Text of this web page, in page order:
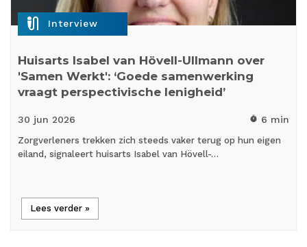
mic_external_on Interview
Huisarts Isabel van Hövell-Ullmann over
'Samen Werkt': ‘Goede samenwerking
vraagt perspectivische lenigheid’
30 jun 2026 timer 6 min
Zorgverleners trekken zich steeds vaker terug op hun eigen
eiland, signaleert huisarts Isabel van Hövell-…
Lees verder »